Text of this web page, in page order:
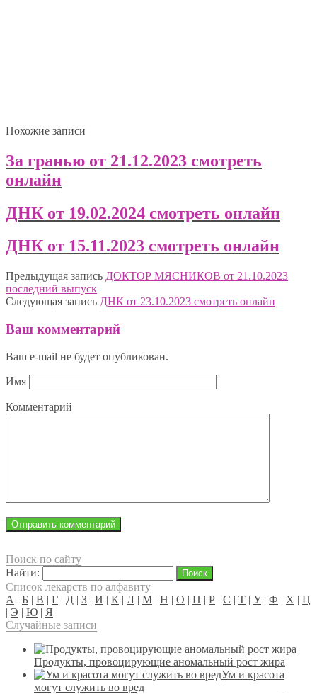
Похожие записи
За гранью от 21.12.2023 смотреть
онлайн
ДНК от 19.02.2024 смотреть онлайн
ДНК от 15.11.2023 смотреть онлайн
Предыдущая запись ДОКТОР МЯСНИКОВ от 21.10.2023
последний выпуск
Следующая запись ДНК от 23.10.2023 смотреть онлайн
Ваш комментарий
Ваш e-mail не будет опубликован.
Имя
Комментарий
Поиск по сайту
Найти:
Список лекарств по алфавиту
А | Б | В | Г | Д | З | И | К | Л | М | Н | О | П | Р | С | Т | У| Ф | Х | Ц
| Э | Ю | Я
Случайные записи
Продукты, провоцирующие аномальный рост жира
Ум и красота
могут служить во вред